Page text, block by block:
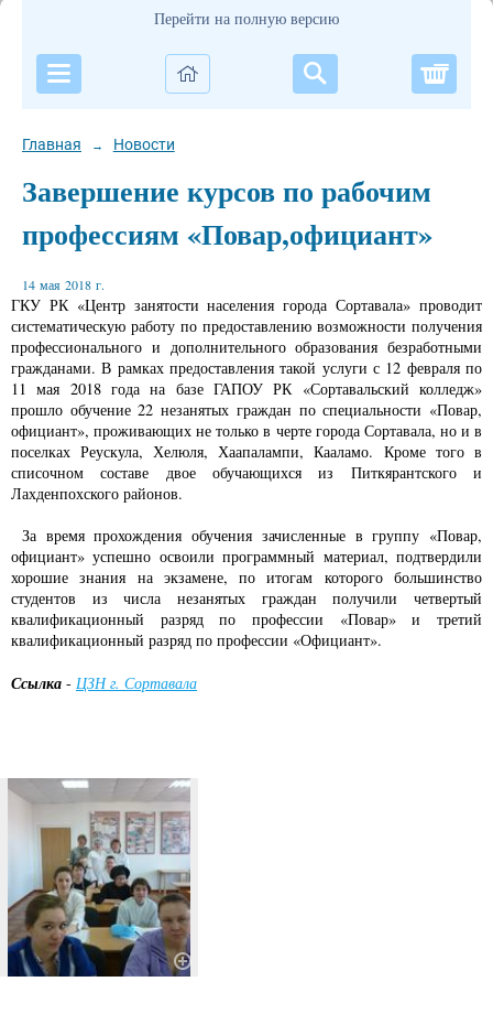
Перейти на полную версию
Главная → Новости
Завершение курсов по рабочим
профессиям «Повар,официант»
14 мая 2018 г.
ГКУ РК «Центр занятости населения города Сортавала» проводит
систематическую работу по предоставлению возможности получения
профессионального и дополнительного образования безработными
гражданами. В рамках предоставления такой услуги с 12 февраля по
11 мая 2018 года на базе ГАПОУ РК «Сортавальский колледж»
прошло обучение 22 незанятых граждан по специальности «Повар,
официант», проживающих не только в черте города Сортавала, но и в
поселках Реускула, Хелюля, Хаапалампи, Кааламо. Кроме того в
списочном составе двое обучающихся из Питкярантского и
Лахденпохского районов.
За время прохождения обучения зачисленные в группу «Повар,
официант» успешно освоили программный материал, подтвердили
хорошие знания на экзамене, по итогам которого большинство
студентов из числа незанятых граждан получили четвертый
квалификационный разряд по профессии «Повар» и третий
квалификационный разряд по профессии «Официант».
Ссылка - ЦЗН г. Сортавала